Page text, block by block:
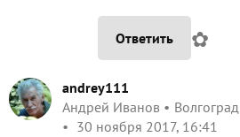
Ответить ✿
andrey111
Андрей Иванов
Волгоград
30 ноября 2017, 16:41